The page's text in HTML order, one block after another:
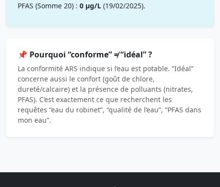
PFAS (Somme 20) : 0 µg/L (19/02/2025).
📌 Pourquoi “conforme” ≠ “idéal” ?
La conformité ARS indique si l’eau est potable. “Idéal”
concerne aussi le confort (goût de chlore,
dureté/calcaire) et la présence de polluants (nitrates,
PFAS). C’est exactement ce que recherchent les
requêtes “eau du robinet”, “qualité de l’eau”, “PFAS dans
mon eau”.